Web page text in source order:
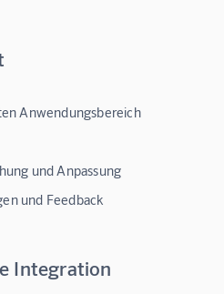
Anwendungsbereich
und Anpassung
und Feedback
Integration